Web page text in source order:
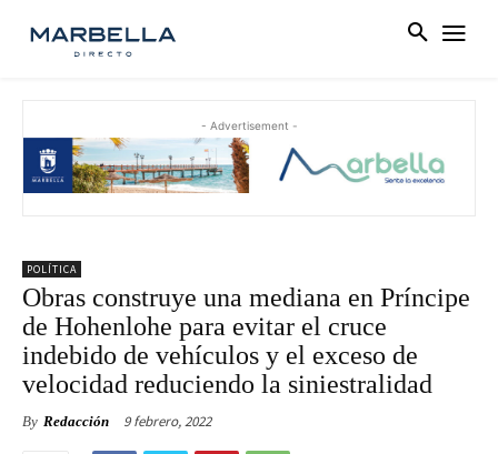
- Advertisement -
POLÍTICA
Obras construye una mediana en Príncipe
de Hohenlohe para evitar el cruce
indebido de vehículos y el exceso de
velocidad reduciendo la siniestralidad
By Redacción 9 febrero, 2022